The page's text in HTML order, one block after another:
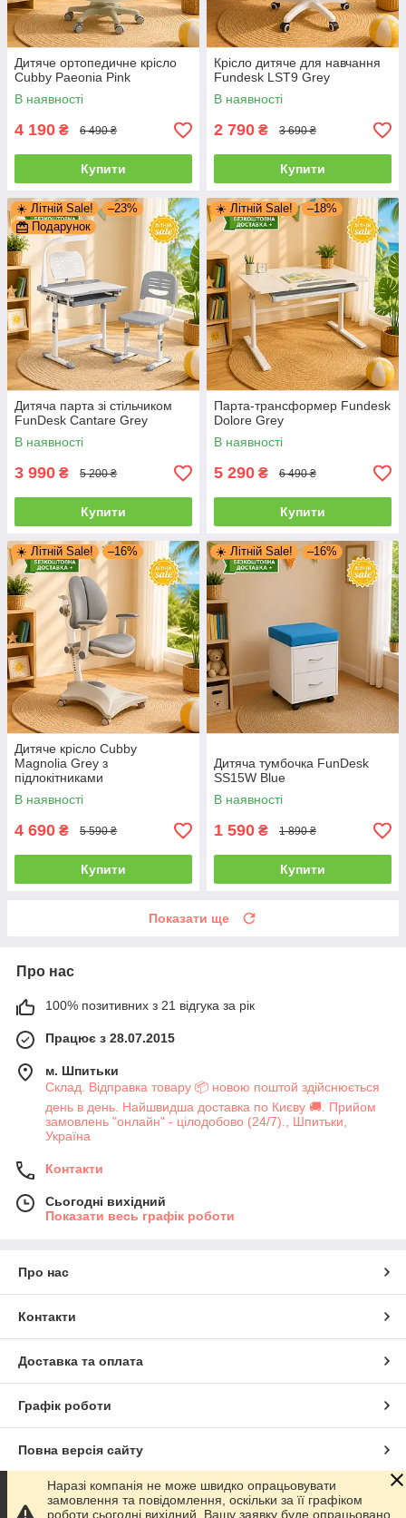
Дитяче ортопедичне крісло
Cubby Paeonia Pink
В наявності
4 190 ₴ 6 490 ₴
Купити
Крісло дитяче для навчання
Fundesk LST9 Grey
В наявності
2 790 ₴ 3 690 ₴
Купити
☀️ Літній Sale!
–23%
Подарунок
Дитяча парта зі стільчиком
FunDesk Cantare Grey
В наявності
3 990 ₴ 5 200 ₴
Купити
☀️ Літній Sale! –18%
Парта-трансформер Fundesk
Dolore Grey
В наявності
5 290 ₴ 6 490 ₴
Купити
☀️ Літній Sale! –16%
Дитяче крісло Cubby
Magnolia Grey з
підлокітниками
В наявності
4 690 ₴ 5 590 ₴
Купити
☀️ Літній Sale! –16%
Дитяча тумбочка FunDesk
SS15W Blue
В наявності
1 590 ₴ 1 890 ₴
Купити
Показати ще
Про нас
100% позитивних з 21 відгука за рік
Працює з 28.07.2015
м. Шпитьки
Склад. Відправка товару 📦 новою поштой здійснюється
день в день. Найшвидша доставка по Києву 🚚. Прийом
замовлень "онлайн" - цілодобово (24/7)., Шпитьки,
Україна
Контакти
Сьогодні вихідний
Показати весь графік роботи
Про нас
Контакти
Доставка та оплата
Графік роботи
Повна версія сайту
Сайт створено на маркетплейсіProm.ua
Наразі компанія не може швидко опрацьовувати
замовлення та повідомлення, оскільки за її графіком
роботи сьогодні вихідний. Вашу заявку буде опрацьовано